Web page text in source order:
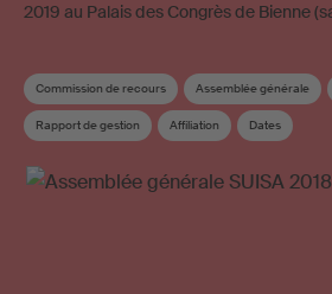
2019 au Palais des Congrès de Bienne
Commission de recours Assemblée générale
Rapport de gestion Affiliation Dates